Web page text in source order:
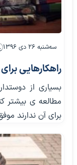
سه‌شنبه ۲۶ دی ۱۳۹۶
راهکارهایی
بسیاری از
مطالعه ی بیشتر
برای آن ندارند